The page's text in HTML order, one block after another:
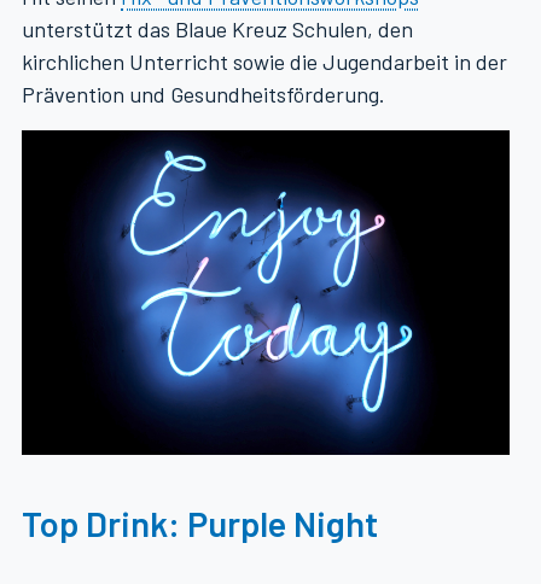
unterstützt das Blaue Kreuz Schulen, den
kirchlichen Unterricht sowie die Jugendarbeit in der
Prävention und Gesundheitsförderung.
Top Drink: Purple Night